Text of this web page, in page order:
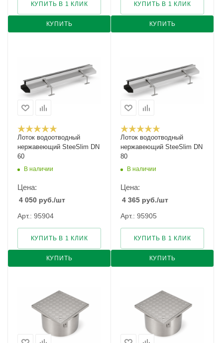
КУПИТЬ
КУПИТЬ В 1 КЛИК
КУПИТЬ
КУПИТЬ В 1 КЛИК
Лоток водоотводный
нержавеющий SteeSlim DN
60
В наличии
Цена:
4 050 руб./шт
Арт.: 95904
КУПИТЬ
КУПИТЬ В 1 КЛИК
Лоток водоотводный
нержавеющий SteeSlim DN
80
В наличии
Цена:
4 365 руб./шт
Арт.: 95905
КУПИТЬ
КУПИТЬ В 1 КЛИК